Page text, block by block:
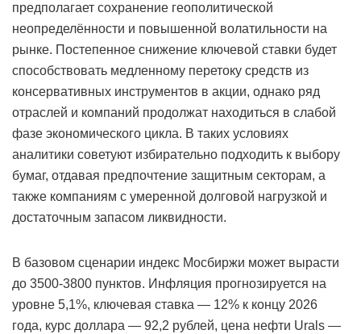
предполагает сохранение геополитической
неопределённости и повышенной волатильности на
рынке. Постепенное снижение ключевой ставки будет
способствовать медленному перетоку средств из
консервативных инструментов в акции, однако ряд
отраслей и компаний продолжат находиться в слабой
фазе экономического цикла. В таких условиях
аналитики советуют избирательно подходить к выбору
бумаг, отдавая предпочтение защитным секторам, а
также компаниям с умеренной долговой нагрузкой и
достаточным запасом ликвидности.
В базовом сценарии индекс Мосбиржи может вырасти
до 3500-3800 пунктов. Инфляция прогнозируется на
уровне 5,1%, ключевая ставка — 12% к концу 2026
года, курс доллара — 92,2 рублей, цена нефти Urals —